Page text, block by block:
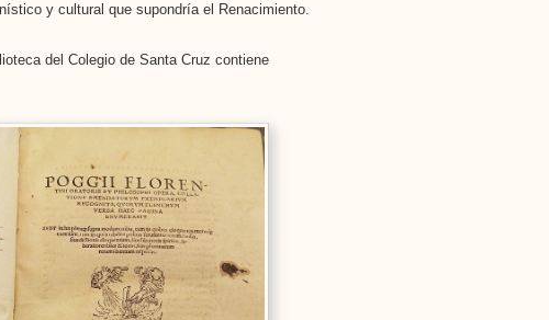
y cultural que supondría el Renacimiento.
del Colegio de Santa Cruz contiene